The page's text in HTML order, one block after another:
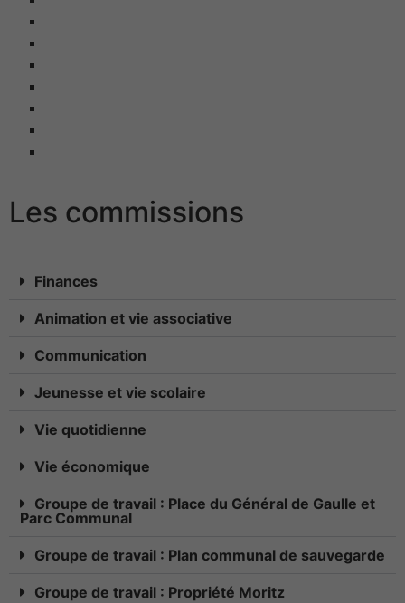
Les commissions
Finances
Animation et vie associative
Communication
Jeunesse et vie scolaire
Vie quotidienne
Vie économique
Groupe de travail : Place du Général de Gaulle et
Parc Communal
Groupe de travail : Plan communal de sauvegarde
Groupe de travail : Propriété Moritz